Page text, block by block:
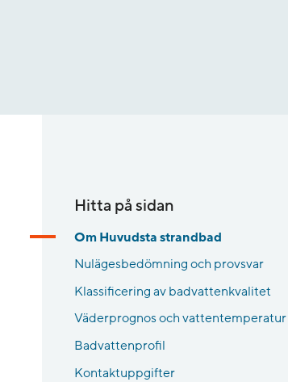
Hitta på sidan
Om Huvudsta strandbad
Nulägesbedömning och provsvar
Klassificering av badvattenkvalitet
Väderprognos och vattentemperatur
Badvattenprofil
Kontaktuppgifter